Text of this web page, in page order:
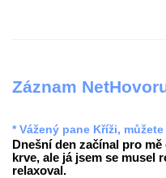
Záznam
* Vážený pane Kříži,
Dnešní den začínal pro
krve, ale já jsem se musel
relaxoval.